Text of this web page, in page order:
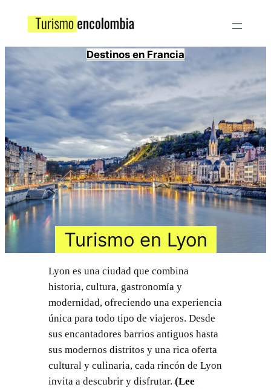
Destinos en Francia
Turismo en Lyon
Lyon es una ciudad que combina
historia, cultura, gastronomía y
modernidad, ofreciendo una experiencia
única para todo tipo de viajeros. Desde
sus encantadores barrios antiguos hasta
sus modernos distritos y una rica oferta
cultural y culinaria, cada rincón de Lyon
invita a descubrir y disfrutar. (Lee